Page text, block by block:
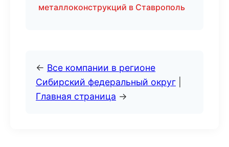
металлоконструкций в Ставрополь
← Все компании в регионе
Сибирский федеральный округ
Главная страница →